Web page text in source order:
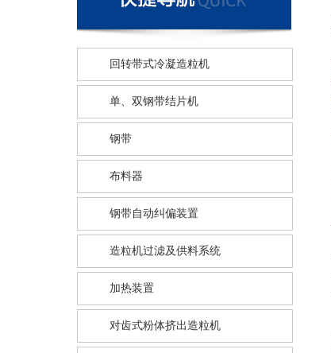
回转带式冷凝造粒机
单、双钢带结片机
钢带
布料器
钢带自动纠偏装置
造粒机过滤及供料系统
加热装置
对齿式粉体挤出造粒机